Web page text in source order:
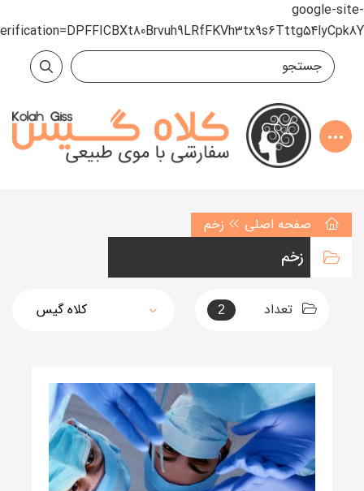
google-site-
صفحه اصلی زخم
زخم
تعداد 2